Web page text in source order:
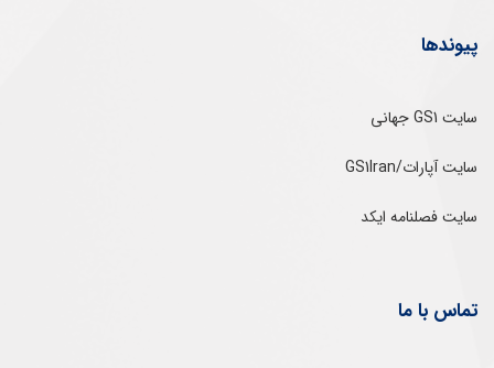
پیوندها
سایت GS1 جهانی
سایت آپارات/GS1Iran
سایت فصلنامه ایکد
تماس با ما